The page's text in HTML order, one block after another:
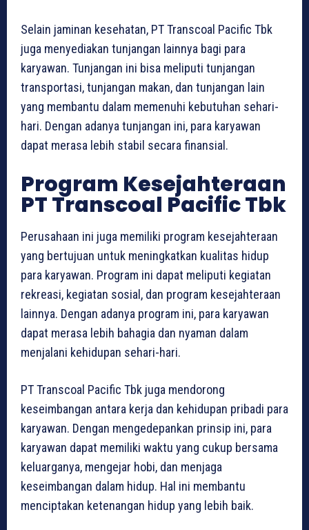
Selain jaminan kesehatan, PT Transcoal Pacific Tbk
juga menyediakan tunjangan lainnya bagi para
karyawan. Tunjangan ini bisa meliputi tunjangan
transportasi, tunjangan makan, dan tunjangan lain
yang membantu dalam memenuhi kebutuhan sehari-
hari. Dengan adanya tunjangan ini, para karyawan
dapat merasa lebih stabil secara finansial.
Program Kesejahteraan
PT Transcoal Pacific Tbk
Perusahaan ini juga memiliki program kesejahteraan
yang bertujuan untuk meningkatkan kualitas hidup
para karyawan. Program ini dapat meliputi kegiatan
rekreasi, kegiatan sosial, dan program kesejahteraan
lainnya. Dengan adanya program ini, para karyawan
dapat merasa lebih bahagia dan nyaman dalam
menjalani kehidupan sehari-hari.
PT Transcoal Pacific Tbk juga mendorong
keseimbangan antara kerja dan kehidupan pribadi para
karyawan. Dengan mengedepankan prinsip ini, para
karyawan dapat memiliki waktu yang cukup bersama
keluarganya, mengejar hobi, dan menjaga
keseimbangan dalam hidup. Hal ini membantu
menciptakan ketenangan hidup yang lebih baik.